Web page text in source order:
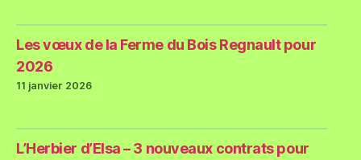
Les vœux de la Ferme du Bois Regnault pour
2026
11 janvier 2026
L’Herbier d’Elsa – 3 nouveaux contrats pour